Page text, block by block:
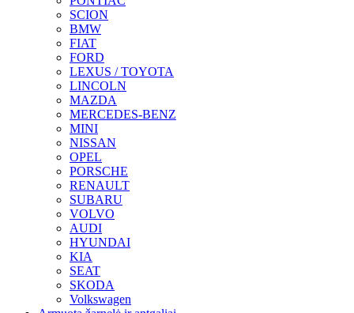
SCION
BMW
FIAT
FORD
LEXUS / TOYOTA
LINCOLN
MAZDA
MERCEDES-BENZ
MINI
NISSAN
OPEL
PORSCHE
RENAULT
SUBARU
VOLVO
AUDI
HYUNDAI
KIA
SEAT
SKODA
Volkswagen